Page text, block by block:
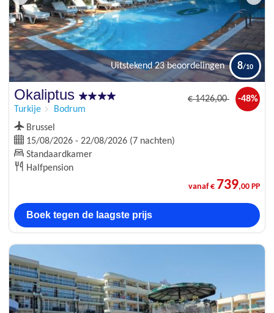
Uitstekend 23 beoordelingen 8
Okaliptus
Turkije Bodrum
€1426,00 -48%
Brussel
15/08/2026 - 22/08/2026 (7 nachten)
Standaardkamer
Halfpension
vanaf € 739,00 PP
Boek tegen de laagste prijs